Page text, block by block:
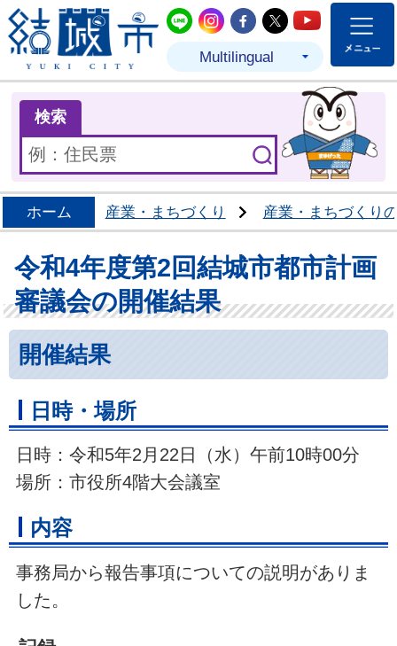
結城市公式LINE
結城市公式Instagram
結城市公式
結城市公式
結城市
Multilingual
検索
ホーム 産業・まちづくり 産業・まちづくり
令和4年度第2回結城市都市計画
審議会の開催結果
開催結果
日時・場所
日時：令和5年2月22日（水）午前10時00分
場所：市役所4階大会議室
内容
事務局から報告事項についての説明がありま
した。